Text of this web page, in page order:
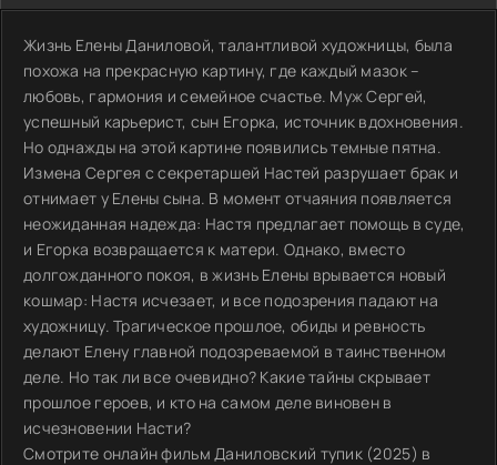
Жизнь Елены Даниловой, талантливой художницы, была
похожа на прекрасную картину, где каждый мазок –
любовь, гармония и семейное счастье. Муж Сергей,
успешный карьерист, сын Егорка, источник вдохновения.
Но однажды на этой картине появились темные пятна.
Измена Сергея с секретаршей Настей разрушает брак и
отнимает у Елены сына. В момент отчаяния появляется
неожиданная надежда: Настя предлагает помощь в суде,
и Егорка возвращается к матери. Однако, вместо
долгожданного покоя, в жизнь Елены врывается новый
кошмар: Настя исчезает, и все подозрения падают на
художницу. Трагическое прошлое, обиды и ревность
делают Елену главной подозреваемой в таинственном
деле. Но так ли все очевидно? Какие тайны скрывает
прошлое героев, и кто на самом деле виновен в
исчезновении Насти?
Смотрите онлайн фильм Даниловский тупик (2025) в